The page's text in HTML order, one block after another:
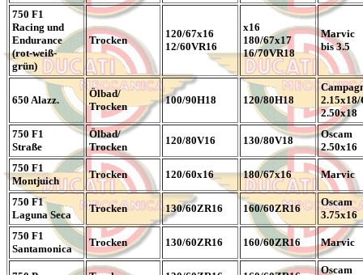
750 F1
Racing und
Endurance
(rot-weiß-
grün)
Trocken
120/67x16
12/60VR16
x16
180/67x17
16/70VR18
Marvic
bis 3.5
650 Alazz.
Ölbad/
Trocken
100/90H18 120/80H18
2.15x18/
2.50x18
750 F1
Straße
Ölbad/
Trocken
120/80V16 130/80V18
Oscam
2.50x16
750 F1
Montjuich
Trocken 120/60x16 180/67x16 Marvic
750 F1
Laguna Seca
Trocken 130/60ZR16 160/60ZR16
Oscam
3.75x16
750 F1
Santamonica
Trocken 130/60ZR16 160/60ZR16 Marvic
Oscam